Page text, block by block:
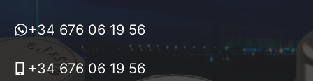
+34 676 06 19 56
+34 676 06 19 56